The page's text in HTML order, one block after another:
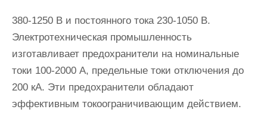
380-1250 В и постоянного тока 230-1050 В.
Электротехническая промышленность
изготавливает предохранители на номинальные
то­ки 100-2000 А, предельные токи отключения до
200 кА. Эти предо­хранители обладают
эффективным токоограничивающим действием.